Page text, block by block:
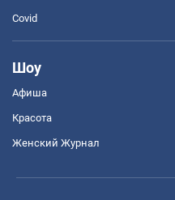
Covid
Шоу
Афиша
Красота
Женский Журнал